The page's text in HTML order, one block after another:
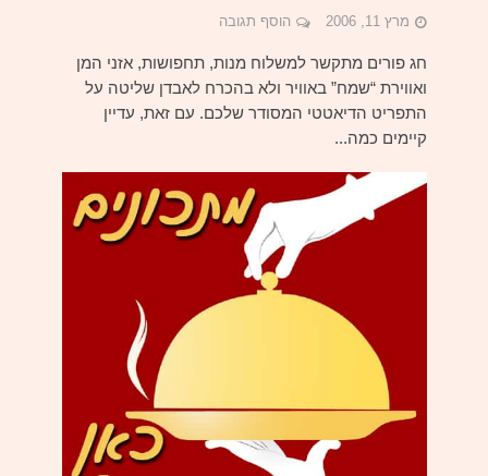
מרץ 11, 2006 הוסף תגובה
חג פורים מתקשר למשלוח מנות, תחפושות, אזני המן
ואווירת “שמח” באוויר ולא בהכרח לאבדן שליטה על
התפריט הדיאטטי המסודר שלכם. עם זאת, עדיין
קיימים כמה...